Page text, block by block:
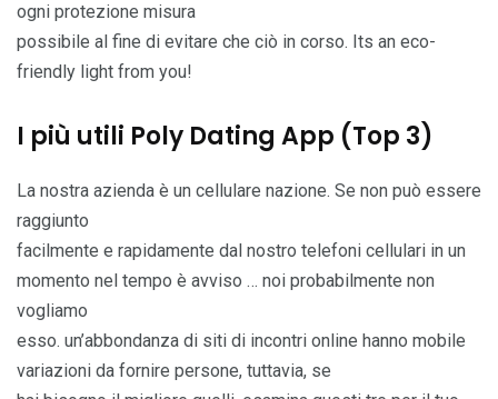
ogni protezione misura
possibile al fine di evitare che ciò in corso. Its an eco-
friendly light from you!
I più utili Poly Dating App (Top 3)
La nostra azienda è un cellulare nazione. Se non può essere
raggiunto
facilmente e rapidamente dal nostro telefoni cellulari in un
momento nel tempo è avviso … noi probabilmente non
vogliamo
esso. un’abbondanza di siti di incontri online hanno mobile
variazioni da fornire persone, tuttavia, se